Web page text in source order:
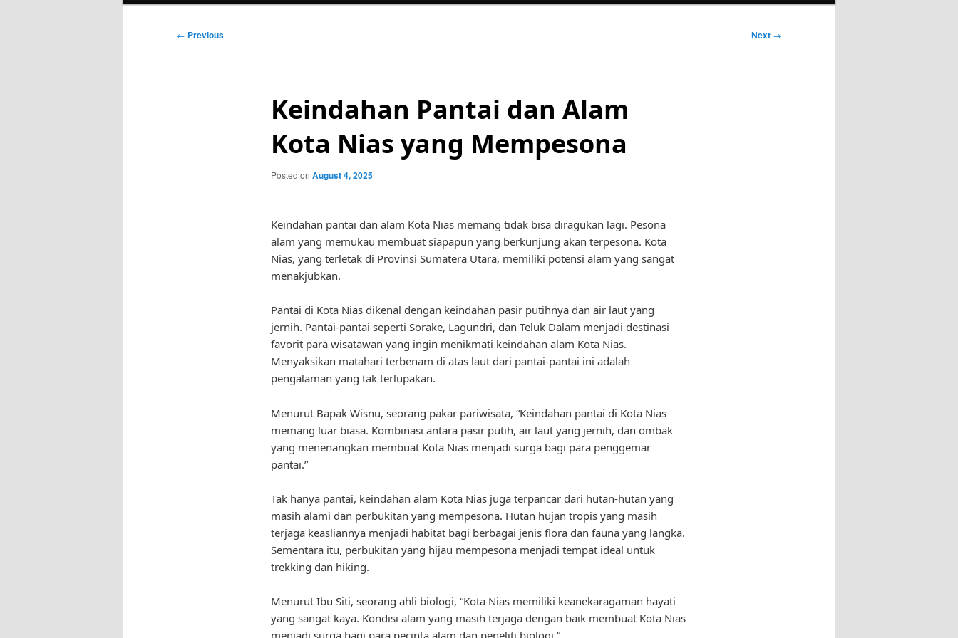
Post
← Previous Next →
Keindahan Pantai dan Alam
Kota Nias yang Mempesona
Posted on August 4, 2025
Keindahan pantai dan alam Kota Nias memang tidak bisa diragukan lagi. Pesona
alam yang memukau membuat siapapun yang berkunjung akan terpesona. Kota
Nias, yang terletak di Provinsi Sumatera Utara, memiliki potensi alam yang sangat
menakjubkan.
Pantai di Kota Nias dikenal dengan keindahan pasir putihnya dan air laut yang
jernih. Pantai-pantai seperti Sorake, Lagundri, dan Teluk Dalam menjadi destinasi
favorit para wisatawan yang ingin menikmati keindahan alam Kota Nias.
Menyaksikan matahari terbenam di atas laut dari pantai-pantai ini adalah
pengalaman yang tak terlupakan.
Menurut Bapak Wisnu, seorang pakar pariwisata, “Keindahan pantai di Kota Nias
memang luar biasa. Kombinasi antara pasir putih, air laut yang jernih, dan ombak
yang menenangkan membuat Kota Nias menjadi surga bagi para penggemar
pantai.”
Tak hanya pantai, keindahan alam Kota Nias juga terpancar dari hutan-hutan yang
masih alami dan perbukitan yang mempesona. Hutan hujan tropis yang masih
terjaga keasliannya menjadi habitat bagi berbagai jenis flora dan fauna yang langka.
Sementara itu, perbukitan yang hijau mempesona menjadi tempat ideal untuk
trekking dan hiking.
Menurut Ibu Siti, seorang ahli biologi, “Kota Nias memiliki keanekaragaman hayati
yang sangat kaya. Kondisi alam yang masih terjaga dengan baik membuat Kota Nias